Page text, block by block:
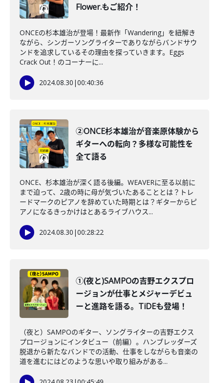
Flower.もご紹介！
ONCEの杉本雄治が登場！最新作「Wandering」を紐解き
ながら、シンガーソングライターでありながらバンドサウ
ンドを追求しているその理由を探っていきます。Eggs
Crack Out！のコーナーに...
2024.08.30 |00:40:36
②ONCE杉本雄治が音楽原体験から
ギターへの転向？多様な可能性を
全て語る
ONCE、杉本雄治が深く語る後編。WEAVERに至る以前に
まで迫って、2歳の時に母が気づいたあることとは？トレ
ードマークのピアノを辞めていた時期とは？ギターからピ
アノになるきっかけはとあるライブハウス...
2024.08.30 |00:28:22
①(夜と)SAMPOの吉野エクスプロ
ージョンが仕事とメジャーデビュ
ーと進路を語る。TiDEも登場！
（夜と）SAMPOのギター、ソングライターの吉野エクス
プロージョンにインタビュー（前編）。ハンブレッダーズ
脱退から新たなバンドでの活動、仕事をしながらも音楽の
道を進むにはどのような思いや取り組みがある...